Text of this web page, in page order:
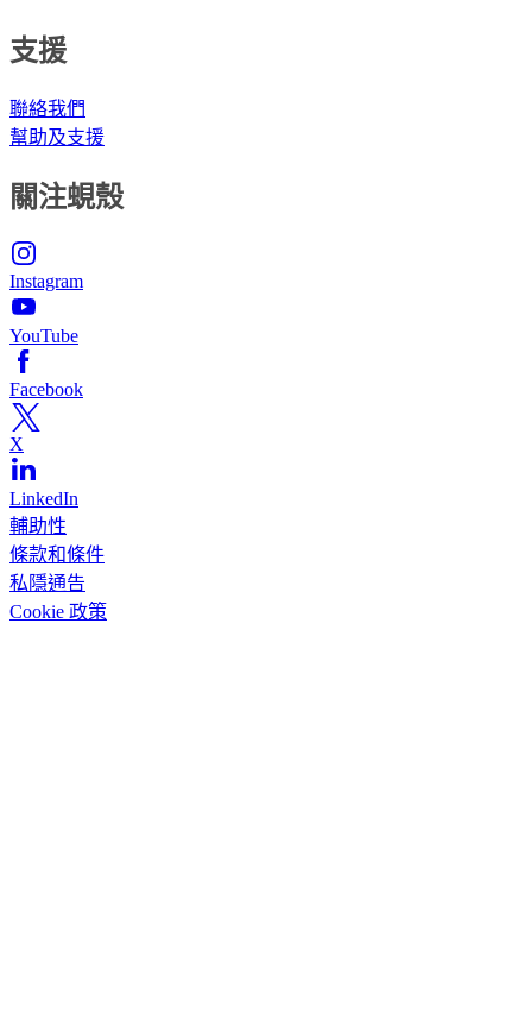
支援
聯絡我們
幫助及支援
關注蜆殼
Instagram
YouTube
Facebook
X
LinkedIn
輔助性
條款和條件
私隱通告
Cookie 政策